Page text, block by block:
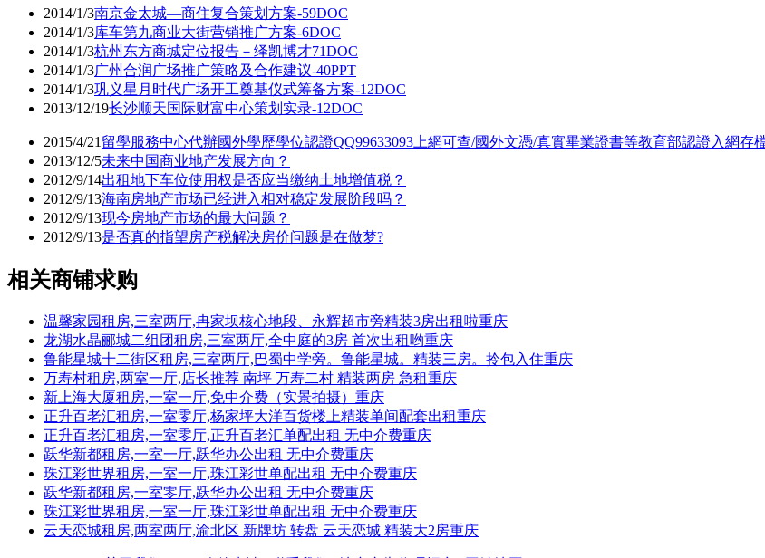
2014/1/3南京金太城—商住复合策划方案-59DOC
2014/1/3库车第九商业大街营销推广方案-6DOC
2014/1/3杭州东方商城定位报告－绎凯博才71DOC
2014/1/3广州合润广场推广策略及合作建议-40PPT
2014/1/3巩义星月时代广场开工奠基仪式筹备方案-12DOC
2013/12/19长沙顺天国际财富中心策划实录-12DOC
2015/4/21 留學服務中心代辦國外學歷學位認證QQ99633093上網可查/國外文憑/真實畢業證書等教育部認證入網存
2013/12/5未来中国商业地产发展方向？
2012/9/14出租地下车位使用权是否应当缴纳土地增值税？
2012/9/13海南房地产市场已经进入相对稳定发展阶段吗？
2012/9/13现今房地产市场的最大问题？
2012/9/13是否真的指望房产税解决房价问题是在做梦?
相关商铺求购
温馨家园租房,三室两厅,冉家坝核心地段、永辉超市旁精装3房出租啦重庆
龙湖水晶郦城二组团租房,三室两厅,全中庭的3房 首次出租哟重庆
鲁能星城十二街区租房,三室两厅,巴蜀中学旁。鲁能星城。精装三房。拎包入住重庆
万寿村租房,两室一厅,店长推荐 南坪 万寿二村 精装两房 急租重庆
新上海大厦租房,一室一厅,免中介费（实景拍摄）重庆
正升百老汇租房,一室零厅,杨家坪大洋百货楼上精装单间配套出租重庆
正升百老汇租房,一室零厅,正升百老汇单配出租 无中介费重庆
跃华新都租房,一室一厅,跃华办公出租 无中介费重庆
珠江彩世界租房,一室一厅,珠江彩世单配出租 无中介费重庆
跃华新都租房,一室零厅,跃华办公出租 无中介费重庆
珠江彩世界租房,一室一厅,珠江彩世单配出租 无中介费重庆
云天恋城租房,两室两厅,渝北区 新牌坊 转盘 云天恋城 精装大2房重庆